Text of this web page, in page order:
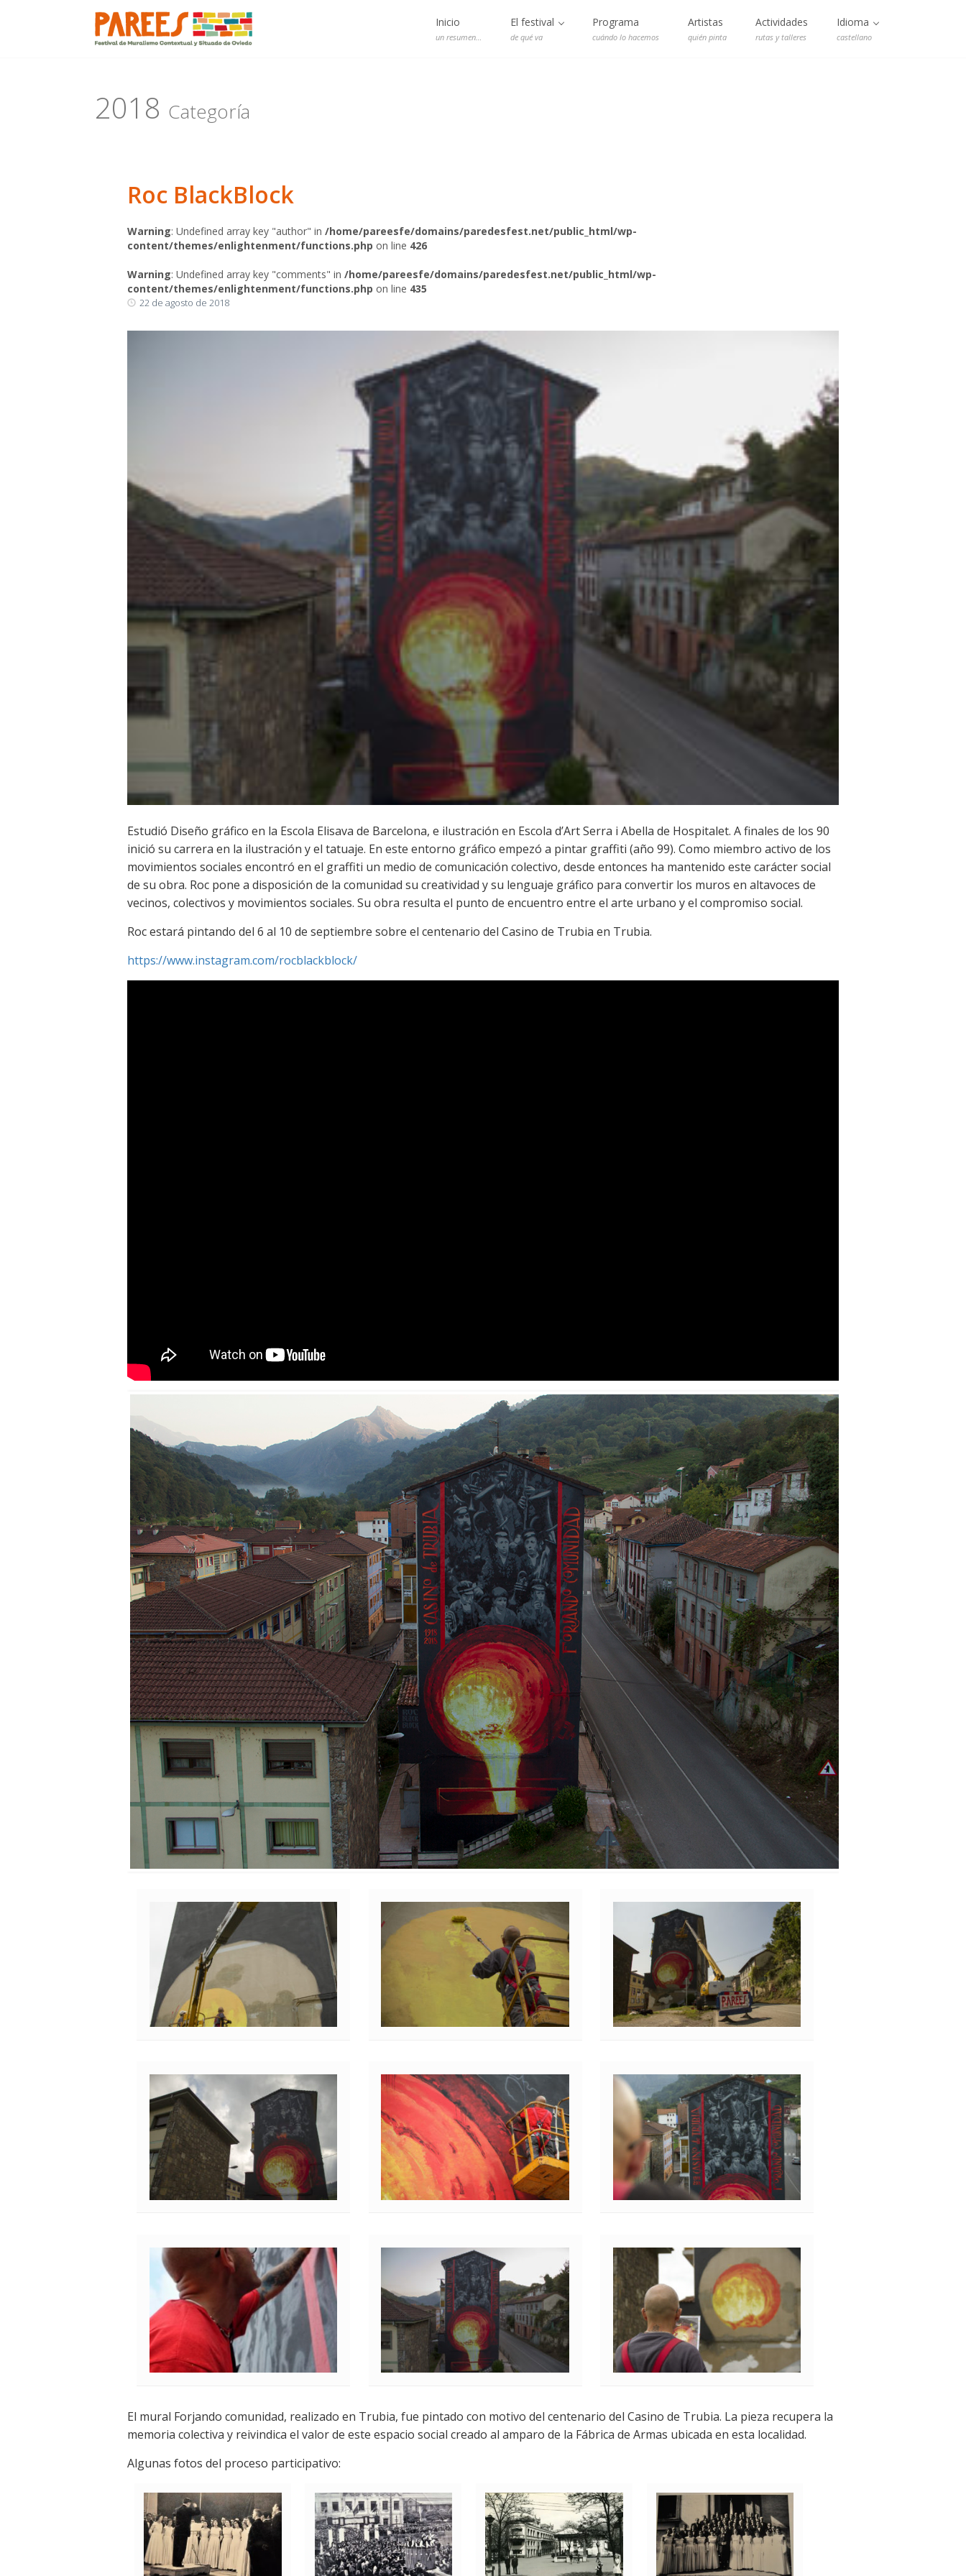
Menu Inicio
un resumen…
El festival
de qué va
Programa
cuándo lo hacemos
Artistas
quién pinta
Actividades
rutas y talleres
Idioma
castellano
2018 Categoría
Roc BlackBlock
Warning: Undefined array key "author" in /home/pareesfe/domains/paredesfest.net/public_html/wp-
content/themes/enlightenment/functions.php on line 426
Warning: Undefined array key "comments" in /home/pareesfe/domains/paredesfest.net/public_html/wp-
content/themes/enlightenment/functions.php on line 435
22 de agosto de 2018
Estudió Diseño gráfico en la Escola Elisava de Barcelona, e ilustración en Escola d’Art Serra i Abella de Hospitalet. A finales de los 90
inició su carrera en la ilustración y el tatuaje. En este entorno gráfico empezó a pintar graffiti (año 99). Como miembro activo de los
movimientos sociales encontró en el graffiti un medio de comunicación colectivo, desde entonces ha mantenido este carácter social
de su obra. Roc pone a disposición de la comunidad su creatividad y su lenguaje gráfico para convertir los muros en altavoces de
vecinos, colectivos y movimientos sociales. Su obra resulta el punto de encuentro entre el arte urbano y el compromiso social.
Roc estará pintando del 6 al 10 de septiembre sobre el centenario del Casino de Trubia en Trubia.
https://www.instagram.com/rocblackblock/
El mural Forjando comunidad, realizado en Trubia, fue pintado con motivo del centenario del Casino de Trubia. La pieza recupera la
memoria colectiva y reivindica el valor de este espacio social creado al amparo de la Fábrica de Armas ubicada en esta localidad.
Algunas fotos del proceso participativo: